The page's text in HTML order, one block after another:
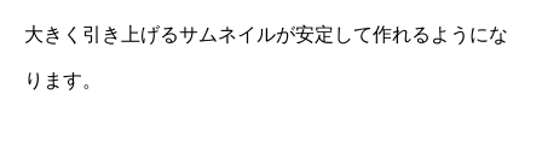
大きく引き上げるサムネイルが安定して作れるようにな
ります。